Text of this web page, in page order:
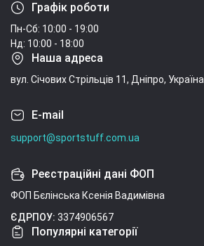
Графік роботи
Пн-Сб: 10:00 - 19:00
Нд: 10:00 - 18:00
Наша адреса
вул. Січових Стрільців 11, Дніпро, Україна
E-mail
support@sportstuff.com.ua
Реєстраційні дані ФОП
ФОП Бєлінська Ксенія Вадимівна
ЄДРПОУ: 3374906567
Популярні категорії